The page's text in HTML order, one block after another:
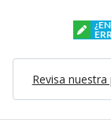
Revisa